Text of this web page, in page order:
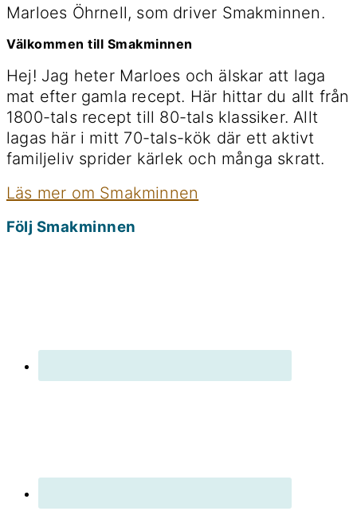
Marloes Öhrnell, som driver Smakminnen.
Välkommen till Smakminnen
Hej! Jag heter Marloes och älskar att laga
mat efter gamla recept. Här hittar du allt från
1800-tals recept till 80-tals klassiker. Allt
lagas här i mitt 70-tals-kök där ett aktivt
familjeliv sprider kärlek och många skratt.
Läs mer om Smakminnen
Följ Smakminnen